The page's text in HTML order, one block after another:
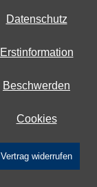
Datenschutz
Erstinformation
Beschwerden
Cookies
Vertrag widerrufen